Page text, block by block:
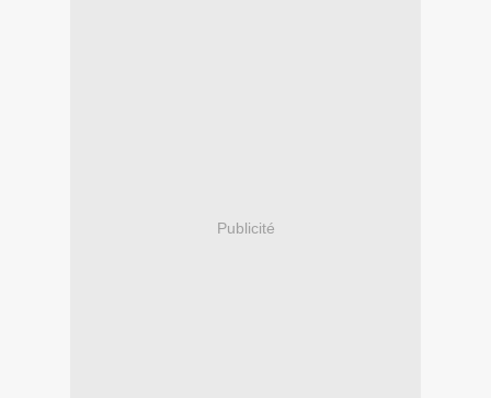
Publicité